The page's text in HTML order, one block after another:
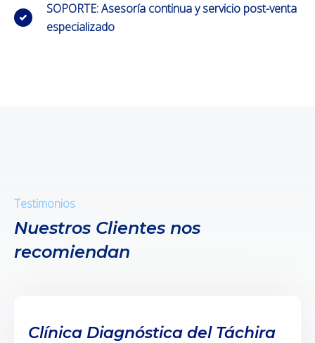
SOPORTE: Asesoría continua y servicio post-venta
especializado
Testimonios
Nuestros Clientes nos
recomiendan
Clínica Diagnóstica del Táchira